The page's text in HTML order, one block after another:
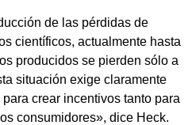
de las pérdidas de
científicos, actualmente hasta
producidos se pierden sólo a
situación exige claramente
crear incentivos tanto para
consumidores», dice Heck.